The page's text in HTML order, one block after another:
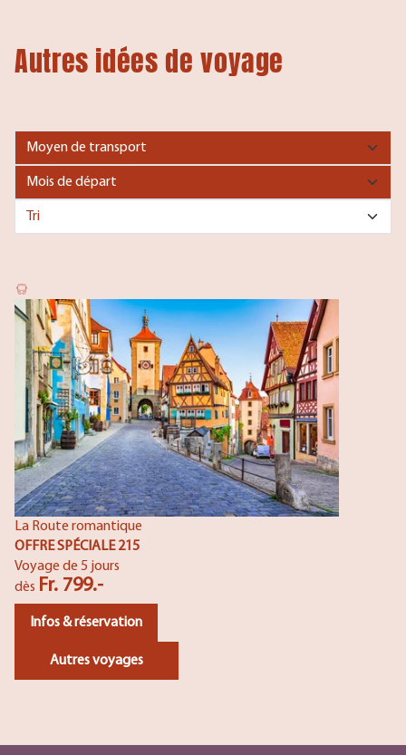
Autres idées de voyage
La Route romantique
OFFRE SPÉCIALE 215
Voyage de 5 jours
dès Fr. 799.-
Infos & réservation
Autres voyages